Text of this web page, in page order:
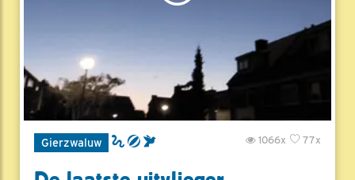
Gierzwaluw 77x
1066x